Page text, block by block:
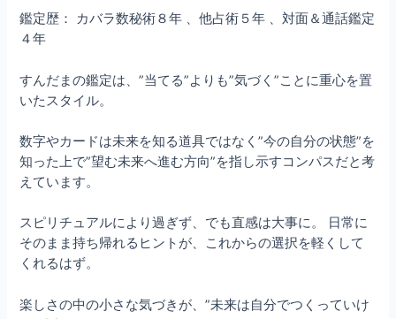
鑑定歴： カバラ数秘術８年 、他占術５年 、対面＆通話鑑定
４年
すんだまの鑑定は、”当てる”よりも”気づく”ことに重心を置
いたスタイル。
数字やカードは未来を知る道具ではなく”今の自分の状態”を
知った上で”望む未来へ進む方向”を指し示すコンパスだと考
えています。
スピリチュアルにより過ぎず、でも直感は大事に。 日常に
そのまま持ち帰れるヒントが、これからの選択を軽くして
くれるはず。
楽しさの中の小さな気づきが、”未来は自分でつくっていけ